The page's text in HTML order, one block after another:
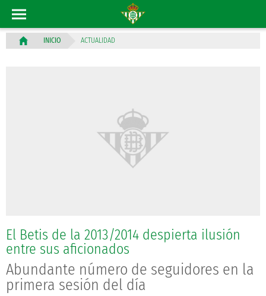
INICIO ACTUALIDAD
El Betis de la 2013/2014 despierta ilusión
entre sus aficionados
Abundante número de seguidores en la
primera sesión del día